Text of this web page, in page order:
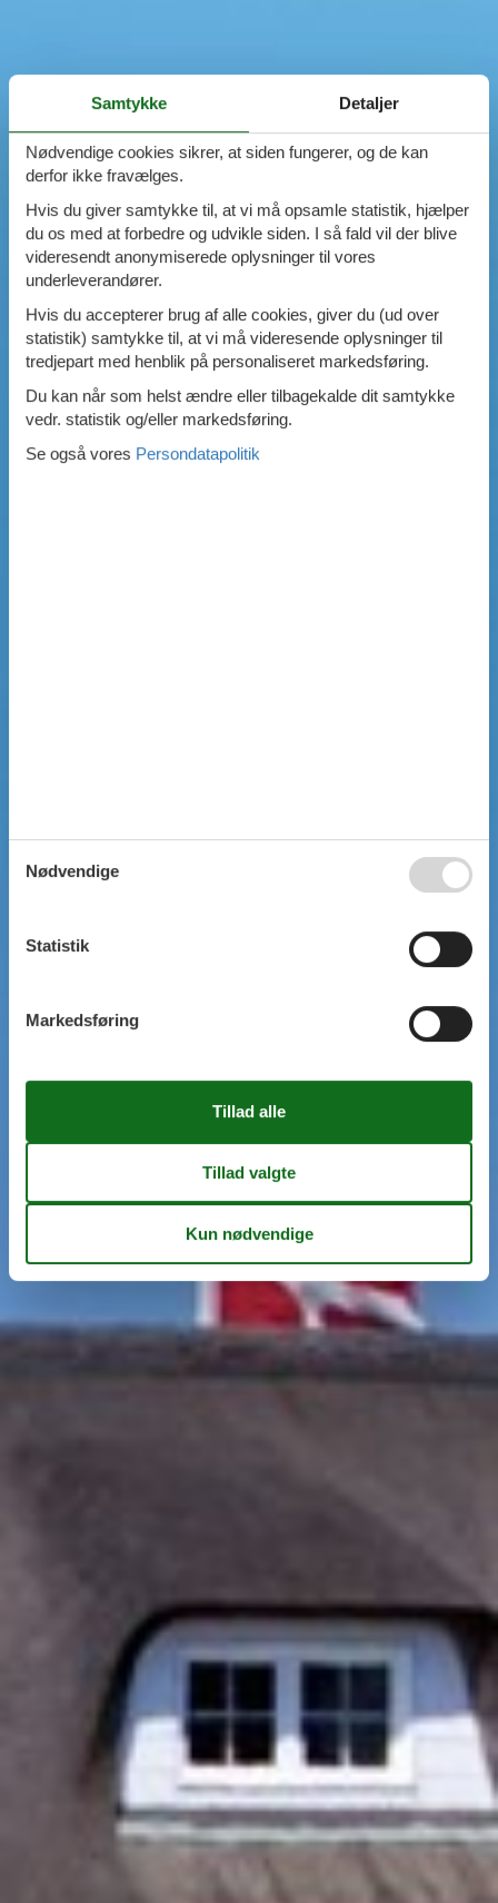
Opvaskemaskine
Vaskemaskine
Ikkeryger
Aktivitetsrum
Handicapvenligt
Gode fiskeforhold
Indhegnet område
Aircondition
Ladestander til elbil
Energivenligt
Samtykke Detaljer
Nødvendige cookies sikrer, at siden fungerer, og de kan
derfor ikke fravælges.
Hvis du giver samtykke til, at vi må opsamle statistik, hjælper
du os med at forbedre og udvikle siden. I så fald vil der blive
videresendt anonymiserede oplysninger til vores
underleverandører.
Hvis du accepterer brug af alle cookies, giver du (ud over
statistik) samtykke til, at vi må videresende oplysninger til
tredjepart med henblik på personaliseret markedsføring.
Du kan når som helst ændre eller tilbagekalde dit samtykke
vedr. statistik og/eller markedsføring.
Se også vores Persondatapolitik
Nødvendige
Statistik
Markedsføring